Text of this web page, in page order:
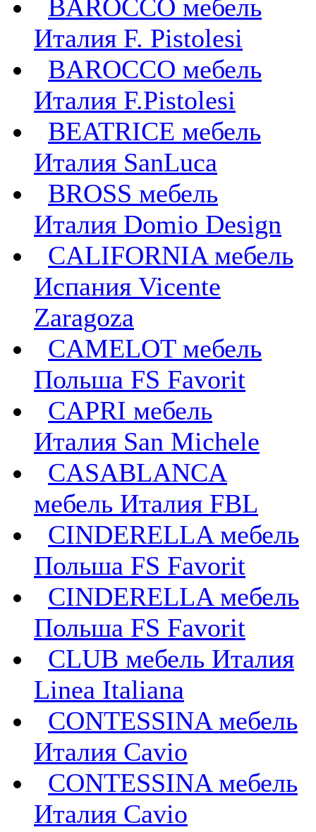
BAROCCO мебель
Италия F. Pistolesi
BAROCCO мебель
Италия F.Pistolesi
BEATRICE мебель
Италия SanLuca
BROSS мебель
Италия Domio Design
CALIFORNIA мебель
Испания Vicente
Zaragoza
CAMELOT мебель
Польша FS Favorit
CAPRI мебель
Италия San Michele
CASABLANCA
мебель Италия FBL
CINDERELLA мебель
Польша FS Favorit
CINDERELLA мебель
Польша FS Favorit
CLUB мебель Италия
Linea Italiana
CONTESSINA мебель
Италия Cavio
CONTESSINA мебель
Италия Сavio